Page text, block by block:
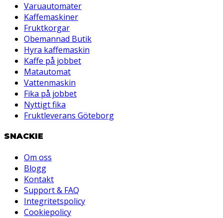
Varuautomater
Kaffemaskiner
Fruktkorgar
Obemannad Butik
Hyra kaffemaskin
Kaffe på jobbet
Matautomat
Vattenmaskin
Fika på jobbet
Nyttigt fika
Fruktleverans Göteborg
SNACKIE
Om oss
Blogg
Kontakt
Support & FAQ
Integritetspolicy
Cookiepolicy